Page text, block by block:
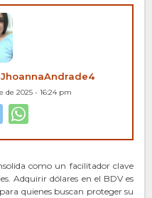
de 2025 - 16:24 pm
como un facilitador clave
Adquirir dólares en el BDV es
quienes buscan proteger su